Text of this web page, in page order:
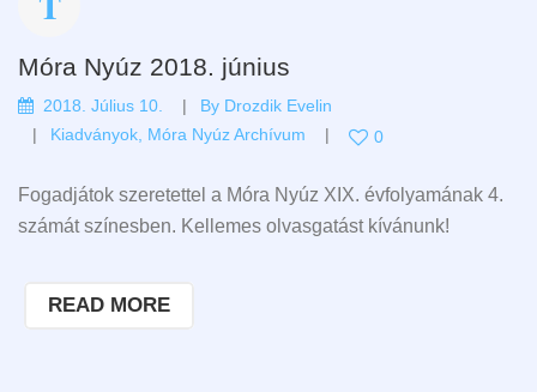
Móra Nyúz 2018. június
2018. Július 10. By Drozdik Evelin
Kiadványok Móra Nyúz Archívum 0
Fogadjátok szeretettel a Móra Nyúz XIX. évfolyamának 4.
számát színesben. Kellemes olvasgatást kívánunk!
READ MORE